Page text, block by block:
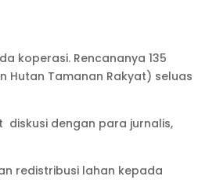
koperasi. Rencananya 135
Hutan Tamanan Rakyat) seluas
diskusi dengan para jurnalis,
redistribusi lahan kepada